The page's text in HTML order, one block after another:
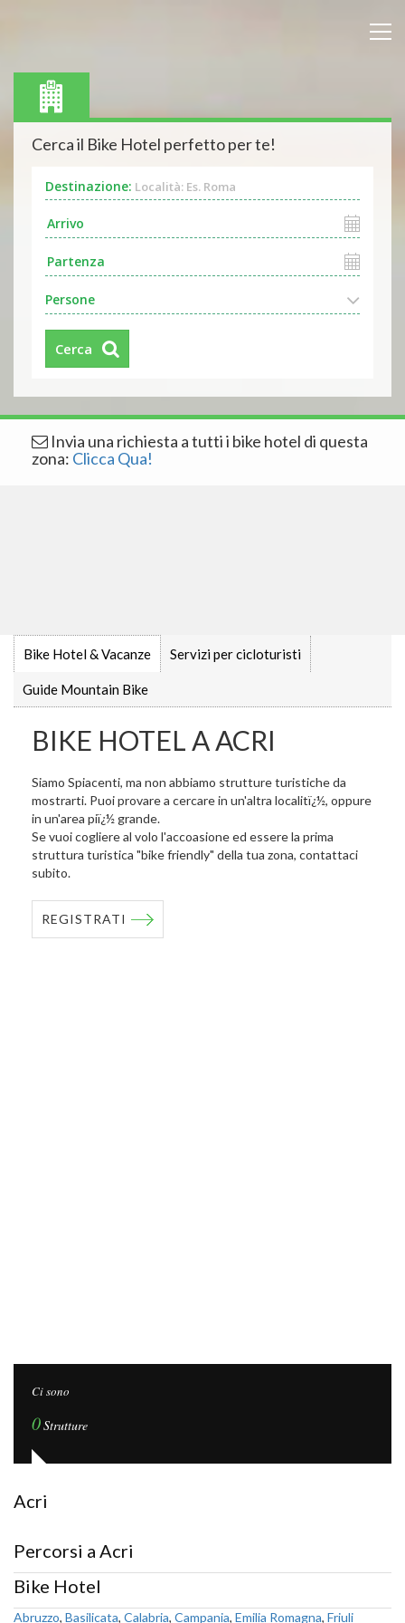
Cerca il Bike Hotel perfetto per te!
Destinazione: Località: Es. Roma
Persone
Cerca
Invia una richiesta a tutti i bike hotel di questa
zona: Clicca Qua!
Bike Hotel & Vacanze Servizi per cicloturisti
Guide Mountain Bike
BIKE HOTEL A ACRI
Siamo Spiacenti, ma non abbiamo strutture turistiche da
mostrarti. Puoi provare a cercare in un'altra localitï¿½, oppure
in un'area piï¿½ grande.
Se vuoi cogliere al volo l'accoasione ed essere la prima
struttura turistica "bike friendly" della tua zona, contattaci
subito.
REGISTRATI
Ci sono
0Strutture
Acri
Percorsi a Acri
Bike Hotel
Abruzzo, Basilicata, Calabria, Campania, Emilia Romagna, Friuli